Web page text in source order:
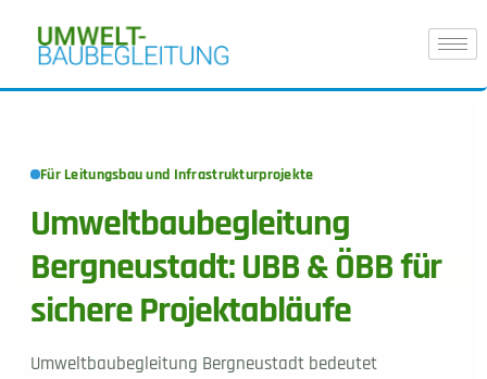
Für Leitungsbau und Infrastrukturprojekte
Umweltbaubegleitung
Bergneustadt: UBB & ÖBB für
sichere Projektabläufe
Umweltbaubegleitung Bergneustadt bedeutet